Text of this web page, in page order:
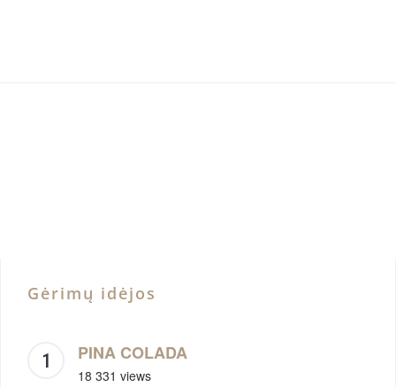
Gėrimų idėjos
PINA COLADA
18 331 views